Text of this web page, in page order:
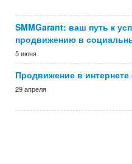
SMMGarant: ваш путь к
продвижению в
5 июня
Продвижение в интернете
29 апреля